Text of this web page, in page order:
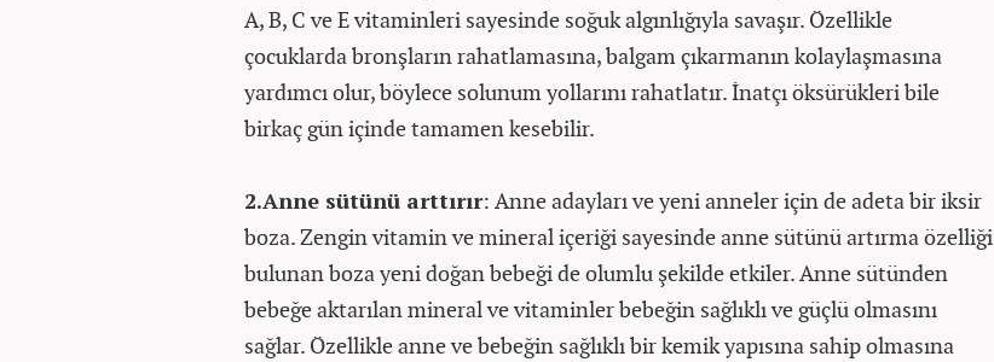
A, B, C ve E vitaminleri sayesinde soğuk algınlığıyla savaşır. Özellikle
çocuklarda bronşların rahatlamasına, balgam çıkarmanın kolaylaşmasına
yardımcı olur, böylece solunum yollarını rahatlatır. İnatçı öksürükleri bile
birkaç gün içinde tamamen kesebilir.
2.Anne sütünü arttırır: Anne adayları ve yeni anneler için de adeta bir iksir
boza. Zengin vitamin ve mineral içeriği sayesinde anne sütünü artırma özelliği
bulunan boza yeni doğan bebeği de olumlu şekilde etkiler. Anne sütünden
bebeğe aktarılan mineral ve vitaminler bebeğin sağlıklı ve güçlü olmasını
sağlar. Özellikle anne ve bebeğin sağlıklı bir kemik yapısına sahip olmasına